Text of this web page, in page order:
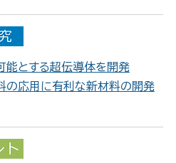
能とする超伝導体を開発
の応用に有利な新材料の開発